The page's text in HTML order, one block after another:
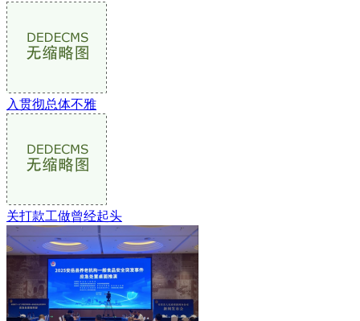
入贯彻总体不雅
关打款工做曾经起头